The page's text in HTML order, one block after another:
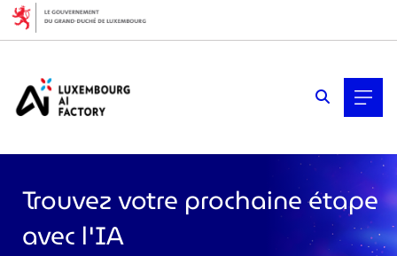
Trouvez votre prochaine étape
avec l'IA
Cookies management panel